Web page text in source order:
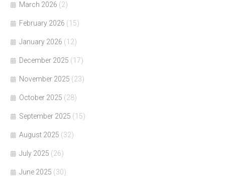
March 2026 (2)
February 2026 (15)
January 2026 (12)
December 2025 (17)
November 2025 (23)
October 2025 (28)
September 2025 (15)
August 2025 (32)
July 2025 (26)
June 2025 (30)